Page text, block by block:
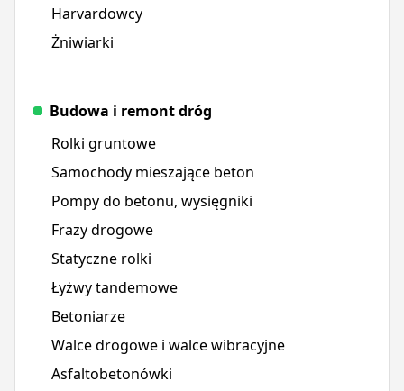
Harvardowcy
Żniwiarki
Budowa i remont dróg
Rolki gruntowe
Samochody mieszające beton
Pompy do betonu, wysięgniki
Frazy drogowe
Statyczne rolki
Łyżwy tandemowe
Betoniarze
Walce drogowe i walce wibracyjne
Asfaltobetonówki